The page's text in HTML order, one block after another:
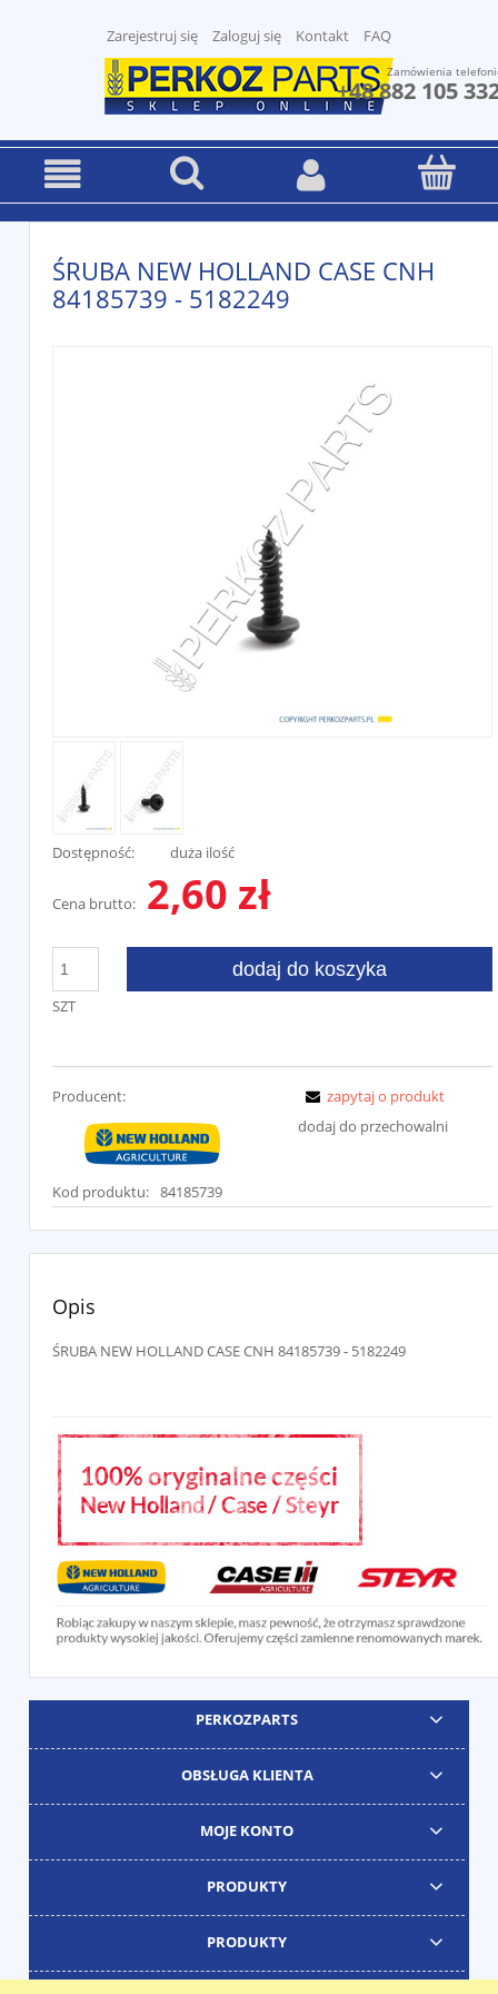
Zarejestruj się Zaloguj się Kontakt FAQ
Zamówienia
+48 882 105
ŚRUBA NEW HOLLAND CASE CNH
84185739 - 5182249
Dostępność: duża ilość
Cena brutto: 2,60 zł
SZT
dodaj do koszyka
Producent:
Kod produktu: 84185739
zapytaj o produkt
dodaj do przechowalni
Opis
ŚRUBA NEW HOLLAND CASE CNH 84185739 - 5182249
PERKOZPARTS
OBSŁUGA KLIENTA
MOJE KONTO
PRODUKTY
PRODUKTY